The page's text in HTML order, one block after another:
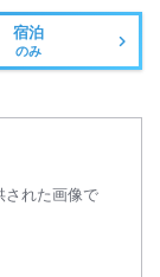
宿泊
のみ
された画像で